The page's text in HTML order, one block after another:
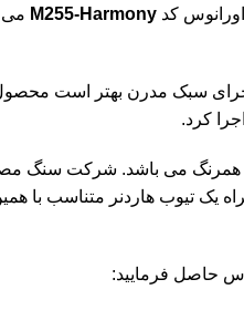
کد M255-Harmony می
سبک مدرن بهتر است
کرد.
می باشد. شرکت سنگ
در اختیار خریداران عزیز قرار می دهد. این تیوب های چسب
حاصل فرمایید: